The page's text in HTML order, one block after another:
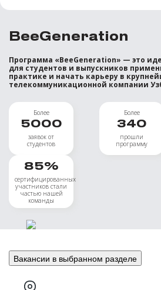
BeeGeneration
Программа «BeeGeneration» — это
для студентов и выпускников
практике и начать карьеру в
телекоммуникационной компании
Более
5000
заявок от
студентов
Более
340
прошли
программу
85%
сертифицированных
участников стали
частью нашей
команды
Вакансии в выбранном разделе